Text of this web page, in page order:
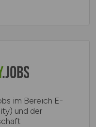
im Bereich E-
und der